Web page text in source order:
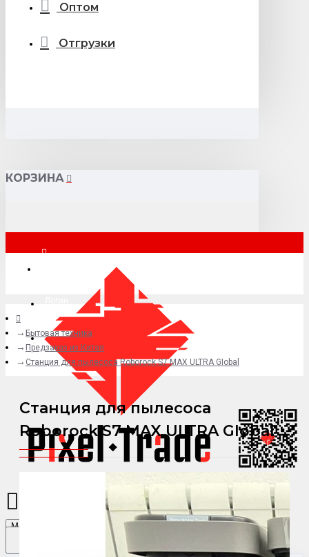
Оптом
Отгрузки
КОРЗИНА
+7 (495) 015-41-41
Menu
Бытовая техника
Предзаказ из Китая
Станция для пылесоса Roborock S7 MAX ULTRA GIobal
Станция для пылесоса
Roborock S7 MAX ULTRA GIobal